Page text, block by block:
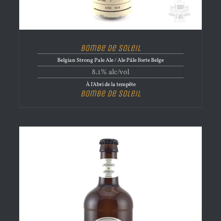
Bombe de Soleil
Belgian Strong Pale Ale / Ale Pâle Forte Belge
8.1% alc/vol
À l'Abri de la tempête
Bombe de Soleil